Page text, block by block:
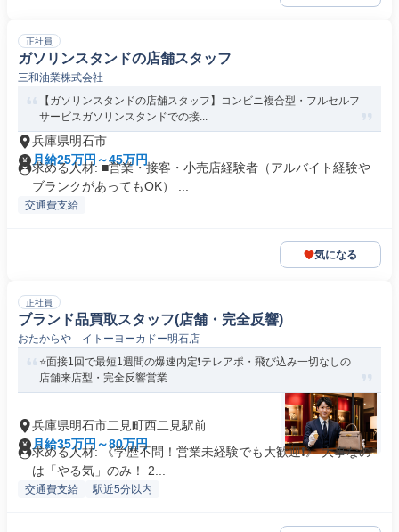
正社員
ガソリンスタンドの店舗スタッフ
三和油業株式会社
【ガソリンスタンドの店舗スタッフ】コンビニ複合型・フルセルフ
サービスガソリンスタンドでの接...
兵庫県明石市
月給25万円～45万円
求める人材: ■営業・接客・小売店経験者（アルバイト経験や
ブランクがあってもOK） ...
交通費支給
気になる
正社員
ブランド品買取スタッフ(店舗・完全反響)
おたからや イトーヨーカドー明石店
⭐️面接1回で最短1週間の爆速内定❗️テレアポ・飛び込み一切なしの
店舗来店型・完全反響営業...
兵庫県明石市二見町西二見駅前
月給35万円～80万円
求める人材: 《学歴不問！営業未経験でも大歓迎❗️》 大事なの
は「やる気」のみ！ 2...
交通費支給 駅近5分以内